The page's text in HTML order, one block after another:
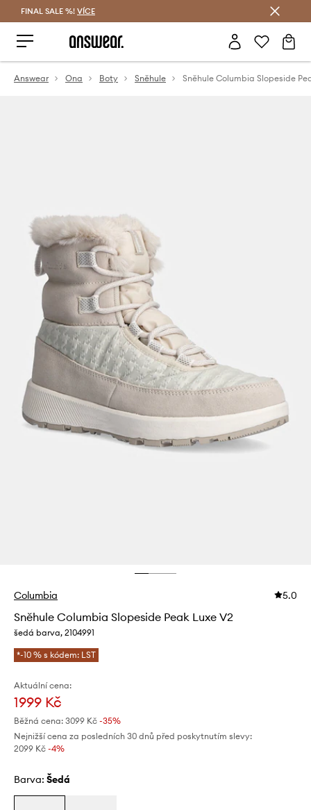
FINAL SALE %! VÍCE
Answear Ona Boty Sněhule
Columbia 5.0
Sněhule Columbia Slopeside Peak Luxe V2
šedá barva, 2104991
*-10 % s kódem: LST
Aktuální cena:
1999 Kč
Běžná cena: 3099 Kč -35%
Nejnižší cena za posledních 30 dnů před poskytnutím slevy:
2099 Kč -4%
Barva: šedá